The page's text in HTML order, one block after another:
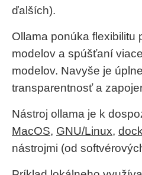
ďalších).
Ollama ponúka
modelov a spúšťaní
modelov. Navyše je
transparentnosť a
Nástroj ollama je k
MacOS, GNU/Linux,
nástrojmi (od